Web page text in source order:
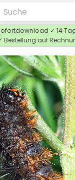
✓ 14
Bestellung auf